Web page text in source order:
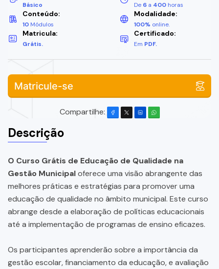
Básico De 6 a 400 horas
Conteúdo:
10 Módulos
Modalidade:
100% online.
Matricula:
Grátis.
Certificado:
Em PDF.
Matricule-se
Compartilhe:
Descrição
O Curso Grátis de Educação de Qualidade na
Gestão Municipaloferece uma visão abrangente das
melhores práticas e estratégias para promover uma
educação de qualidade no âmbito municipal. Este curso
abrange desde a elaboração de políticas educacionais
até a implementação de programas de ensino eficazes.
Os participantes aprenderão sobre a importância da
gestão escolar, financiamento da educação, e avaliação